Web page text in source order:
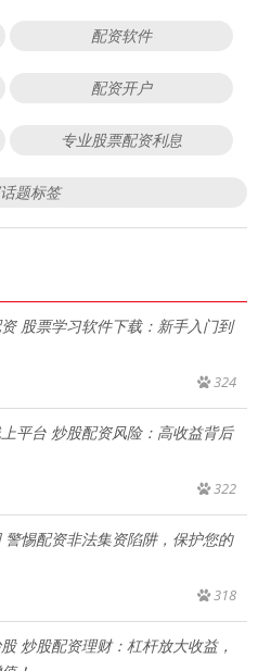
配资软件
配资开户
专业股票配资利息
题标签
股票学习软件下载：新手入门到
324
平台 炒股配资风险：高收益背后
322
警惕配资非法集资陷阱，保护您的
318
炒股配资理财：杠杆放大收益，